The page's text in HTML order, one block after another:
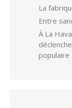
La
Entre
À La
populaire